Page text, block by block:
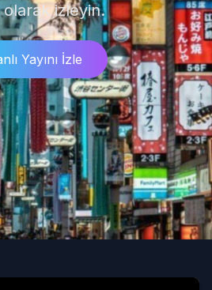
olarak izleyin.
Yayını İzle